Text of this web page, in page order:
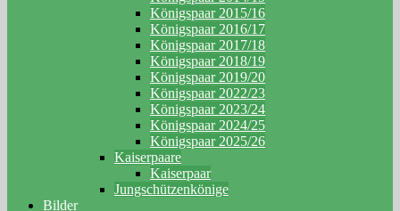
Königspaar 2015/16
Königspaar 2016/17
Königspaar 2017/18
Königspaar 2018/19
Königspaar 2019/20
Königspaar 2022/23
Königspaar 2023/24
Königspaar 2024/25
Königspaar 2025/26
Kaiserpaare
Kaiserpaar
Jungschützenkönige
Bilder